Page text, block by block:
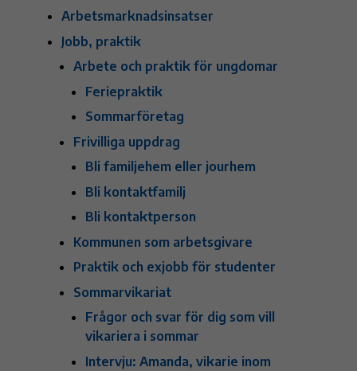
Arbetsmarknadsinsatser
Jobb, praktik
Arbete och praktik för ungdomar
Feriepraktik
Sommarföretag
Frivilliga uppdrag
Bli familjehem eller jourhem
Bli kontaktfamilj
Bli kontaktperson
Kommunen som arbetsgivare
Praktik och exjobb för studenter
Sommarvikariat
Frågor och svar för dig som vill
vikariera i sommar
Intervju: Amanda, vikarie inom